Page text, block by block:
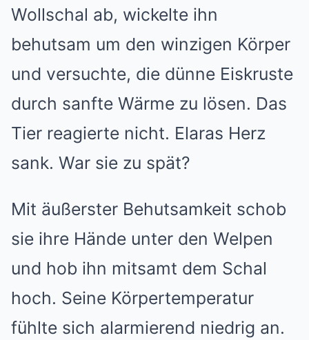
Wollschal ab, wickelte ihn
behutsam um den winzigen Körper
und versuchte, die dünne Eiskruste
durch sanfte Wärme zu lösen. Das
Tier reagierte nicht. Elaras Herz
sank. War sie zu spät?
Mit äußerster Behutsamkeit schob
sie ihre Hände unter den Welpen
und hob ihn mitsamt dem Schal
hoch. Seine Körpertemperatur
fühlte sich alarmierend niedrig an.